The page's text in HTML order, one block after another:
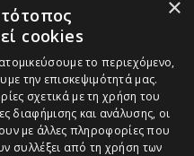
×
cookies
το περιεχόμενο,
την επισκεψιμότητά μας.
σχετικά με τη χρήση του
διαφήμισης και ανάλυσης, οι
με άλλες πληροφορίες που
συλλέξει από τη χρήση των